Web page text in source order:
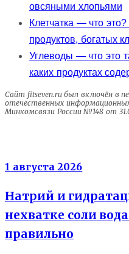
овсяными хлопьями
Клетчатка — что
продуктов, богатых
Углеводы — что это
каких продуктах
Сайт fitseven.ru был включён в
отечественных информационных
Минкомсвязи России №148 от
1 августа 2026
Натрий и
нехватке соли
правильно